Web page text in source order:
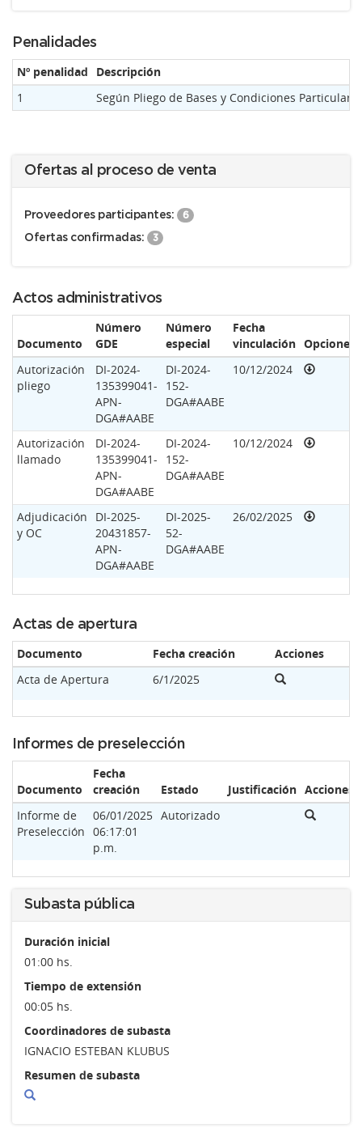
Penalidades
Nº penalidad
Descripción
1
Según Pliego de Bases y Condiciones
Ofertas al proceso de venta
Proveedores participantes: 6
Ofertas confirmadas: 3
Actos administrativos
Documento
Número
GDE
Número
especial
Fecha
vinculación Opciones
Autorización
pliego
DI-2024-
135399041-
APN-
DGA#AABE
DI-2024-
152-
DGA#AABE
10/12/2024
Autorización
llamado
DI-2024-
135399041-
APN-
DGA#AABE
DI-2024-
152-
DGA#AABE
10/12/2024
Adjudicación
y OC
DI-2025-
20431857-
APN-
DGA#AABE
DI-2025-
52-
DGA#AABE
26/02/2025
Actas de apertura
Documento Fecha creación
Acciones
Acta de Apertura
6/1/2025
Informes de preselección
Documento
Fecha
creación
Estado Justificación Acciones
Informe de
Preselección
06/01/2025
06:17:01
p.m.
Autorizado
Subasta pública
Duración inicial
01:00 hs.
Tiempo de extensión
00:05 hs.
Coordinadores de subasta
IGNACIO ESTEBAN KLUBUS
Resumen de subasta